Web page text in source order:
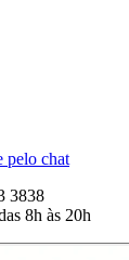
pelo chat
3838
8h às 20h